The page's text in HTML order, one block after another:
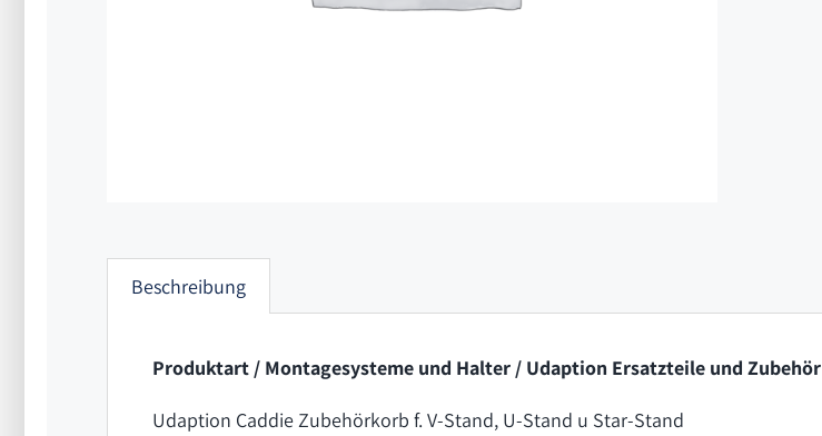
Beschreibung
Produktart / Montagesysteme und Halter / Udaption Ersatzteile und Zubehör
Udaption Caddie Zubehörkorb f. V-Stand, U-Stand u Star-Stand